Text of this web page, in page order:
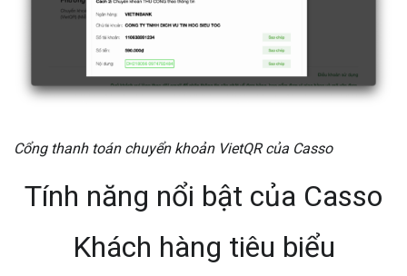
Cổng thanh toán chuyển khoản VietQR của Casso
Tính năng nổi bật của Casso
Khách hàng tiêu biểu